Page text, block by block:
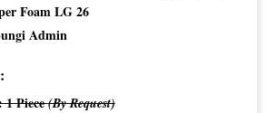
Foam LG 26
Admin
1 Piece(By Request)